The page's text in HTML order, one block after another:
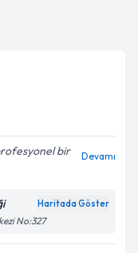
bir
Devamı
Haritada Göster
No:327